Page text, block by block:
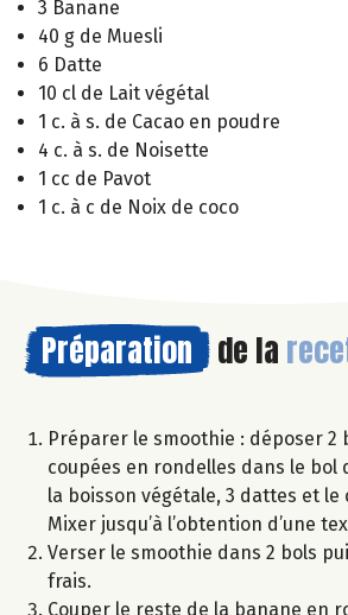
3 Banane
40 g de Muesli
6 Datte
10 cl de Lait végétal
1 c. à s. de Cacao en poudre
4 c. à s. de Noisette
1 cc de Pavot
1 c. à c de Noix de coco
Préparation de la
Préparer le smoothie : déposer 2
coupées en rondelles dans le bol
la boisson végétale, 3 dattes et le
Mixer jusqu’à l’obtention d’une
Verser le smoothie dans 2 bols
frais.
Couper le reste de la banane en